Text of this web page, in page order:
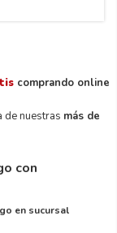
comprando online
de nuestras más de
con
en sucursal